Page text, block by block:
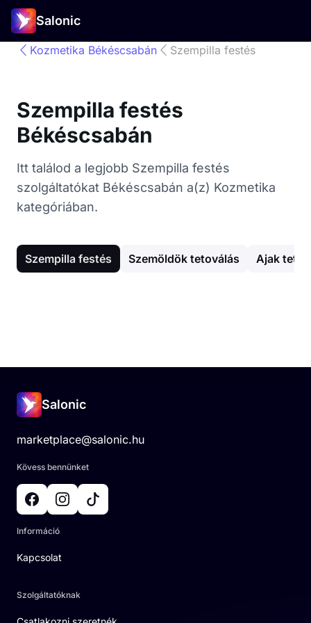
Salonic
Kozmetika Békéscsabán Szempilla festés
Szempilla festés
Békéscsabán
Itt találod a legjobb Szempilla festés
szolgáltatókat Békéscsabán a(z) Kozmetika
kategóriában.
Szempilla festés Szemöldök tetoválás Ajak
Salonic
marketplace@salonic.hu
Kövess bennünket
Információ
Kapcsolat
Szolgáltatóknak